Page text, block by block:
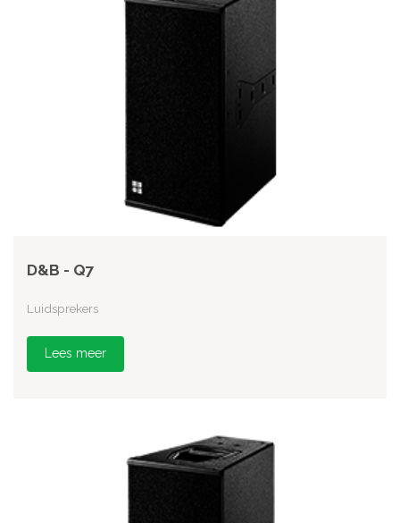
D&B - Q7
Luidsprekers
Lees meer